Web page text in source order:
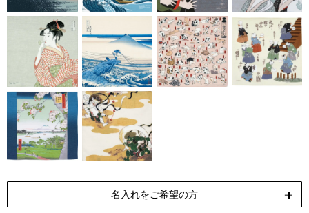
名入れをご希望の方